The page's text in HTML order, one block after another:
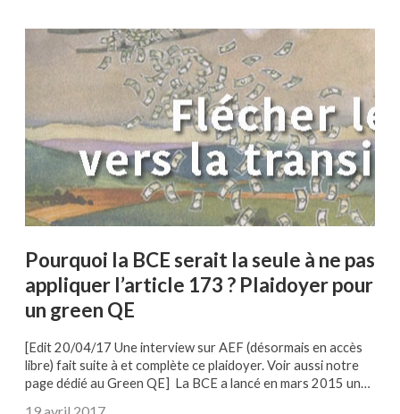
Pourquoi la BCE serait la seule à ne pas
appliquer l’article 173 ? Plaidoyer pour
un green QE
[Edit 20/04/17 Une interview sur AEF (désormais en accès
libre) fait suite à et complète ce plaidoyer. Voir aussi notre
page dédié au Green QE] La BCE a lancé en mars 2015 un…